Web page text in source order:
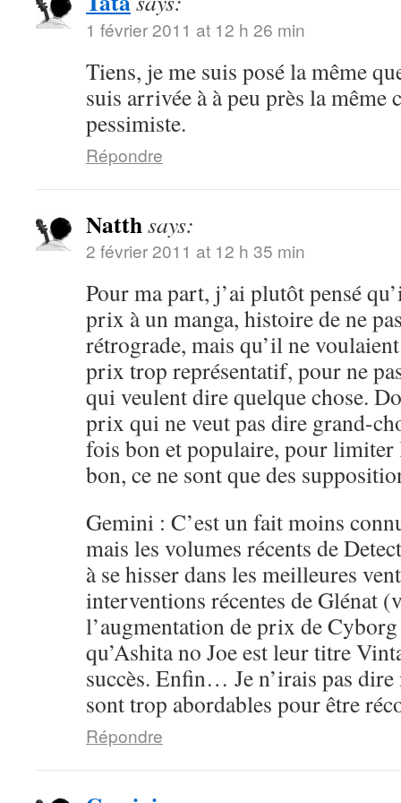
1 février 2011 at 12 h 26 min
Tiens, je me suis posé la même
suis arrivée à à peu près la même
pessimiste.
Répondre
Natthsays:
2 février 2011 at 12 h 35 min
Pour ma part, j’ai plutôt pensé
prix à un manga, histoire de ne
rétrograde, mais qu’il ne
prix trop représentatif, pour ne
qui veulent dire quelque chose.
prix qui ne veut pas dire grand-
fois bon et populaire, pour
bon, ce ne sont que des
Gemini : C’est un fait moins
mais les volumes récents de
à se hisser dans les meilleures
interventions récentes de Glénat
l’augmentation de prix de
qu’Ashita no Joe est leur titre
succès. Enfin… Je n’irais pas
sont trop abordables pour être
Répondre